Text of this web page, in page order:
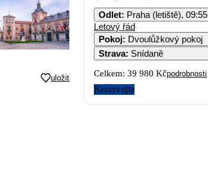
uložit
Odlet: Praha (letiště), 09:55
Letový řád
Pokoj: Dvoulůžkový pokoj
Strava: Snídaně
Celkem: 39 980 Kčpodrobnosti
Rezervujte